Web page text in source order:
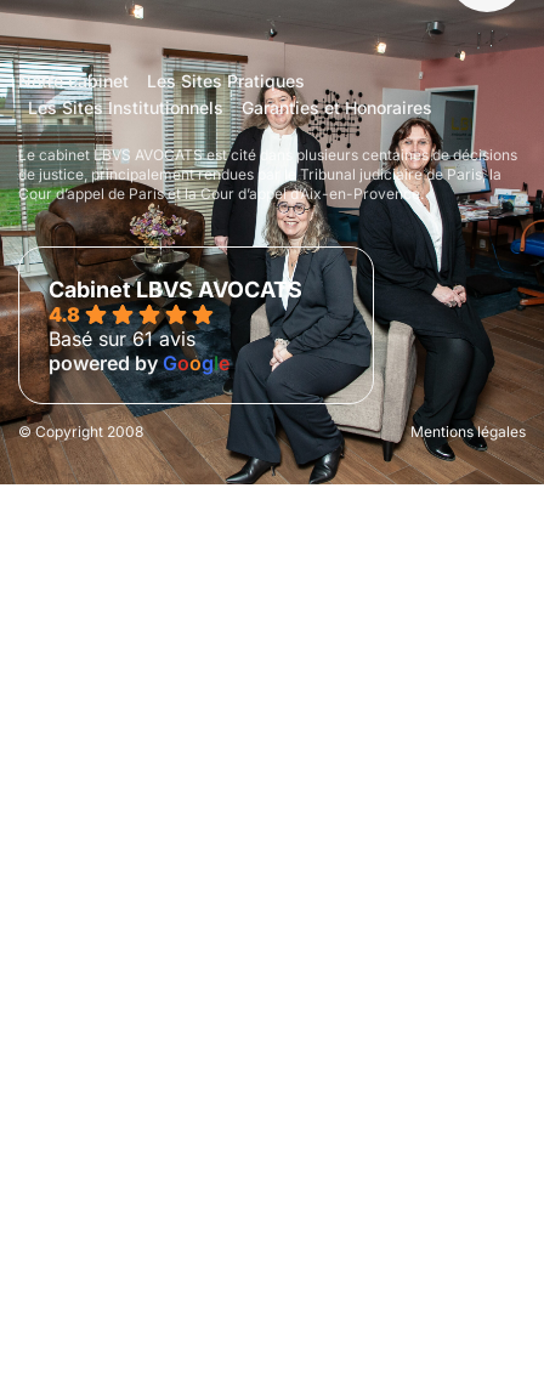
© Copyright 2008 Mentions légales
Notre cabinet
Les Sites Pratiques
Les Sites Institutionnels
Garanties et Honoraires
Le cabinet LBVS AVOCATS est cité dans plusieurs centaines de décisions
de justice, principalement rendues par le Tribunal judiciaire de Paris, la
Cour d’appel de Paris et la Cour d’appel d’Aix-en-Provence.
Cabinet LBVS AVOCATS
4.8
Basé sur 61 avis
powered by Google